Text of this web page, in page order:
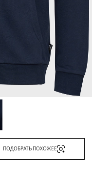
ПОДОБРАТЬ ПОХОЖЕЕ